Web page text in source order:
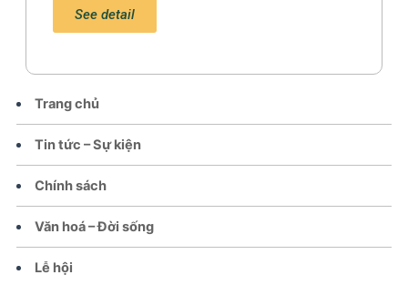
Trang chủ
Tin tức – Sự kiện
Chính sách
Văn hoá – Đời sống
Lễ hội
See detail